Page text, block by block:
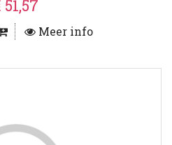
51,57
Meer info